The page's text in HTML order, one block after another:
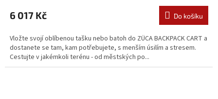
6 017 Kč Do košíku
Vložte svojí oblíbenou tašku nebo batoh do ZÜCA BACKPACK CART a
dostanete se tam, kam potřebujete, s menším úsilím a stresem.
Cestujte v jakémkoli terénu - od městských po...